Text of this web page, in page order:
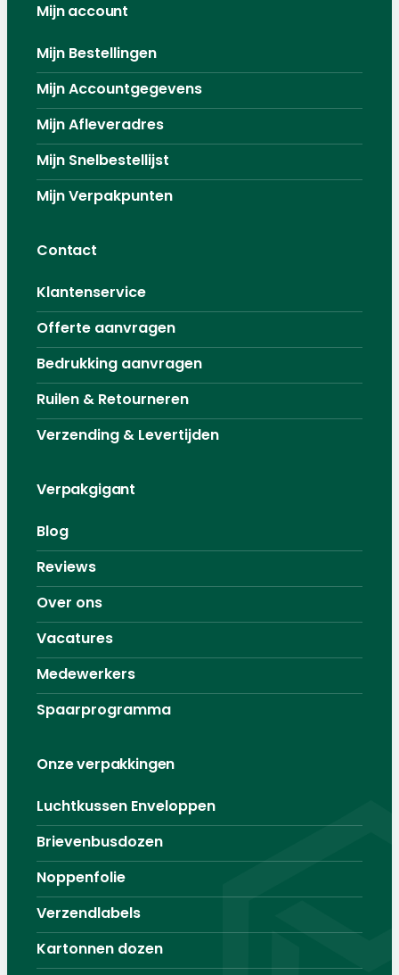
Mijn account
Mijn Bestellingen
Mijn Accountgegevens
Mijn Afleveradres
Mijn Snelbestellijst
Mijn Verpakpunten
Contact
Klantenservice
Offerte aanvragen
Bedrukking aanvragen
Ruilen & Retourneren
Verzending & Levertijden
Verpakgigant
Blog
Reviews
Over ons
Vacatures
Medewerkers
Spaarprogramma
Onze verpakkingen
Luchtkussen Enveloppen
Brievenbusdozen
Noppenfolie
Verzendlabels
Kartonnen dozen